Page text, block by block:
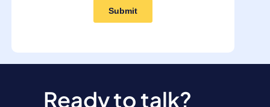
Ready to talk?